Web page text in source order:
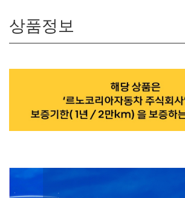
상품정보